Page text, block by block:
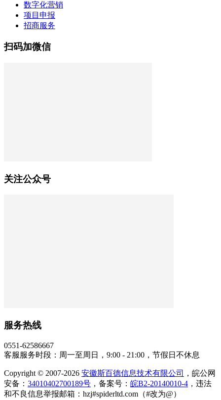
数字化营销
项目申报
招商服务
扫码加微信
关注公众号
服务热线
0551-62586667
客服服务时段：周一至周日，9:00 - 21:00，节假日不休息
Copyright © 2007-2026 安徽斯百德信息技术有限公司
，皖公网
安备： 34010402700189号 ，备案号： 皖B2-20140010-4 ，违法
和不良信息举报邮箱：hzj#spiderltd.com（#改为@）